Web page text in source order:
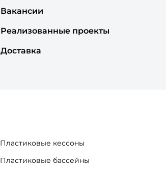
Вакансии
Реализованные проекты
Доставка
Пластиковые кессоны
Пластиковые бассейны